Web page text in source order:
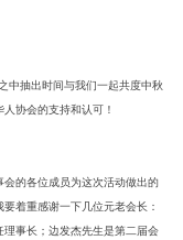
中抽出时间与我们一起共度中秋
协会的支持和认可！
的各位成员为这次活动做出的
着重感谢一下几位元老会长：
事长；边发杰先生是第二届会